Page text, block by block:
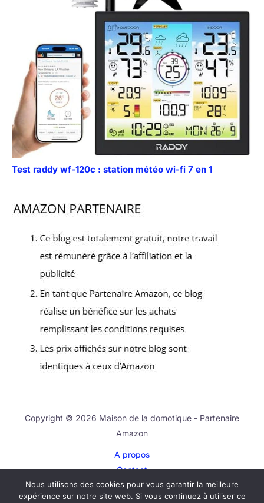
Test raddy wf-120c : station météo wi-fi 7 en 1
Copyright © 2026 Maison de la domotique - Partenaire
Amazon
A propos
Contact
Plan du site
Mentions légales
Nous utilisons des cookies pour vous garantir la meilleure
expérience sur notre site web. Si vous continuez à utiliser ce